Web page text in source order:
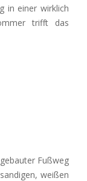
in einer wirklich
trifft das
Fußweg
weißen